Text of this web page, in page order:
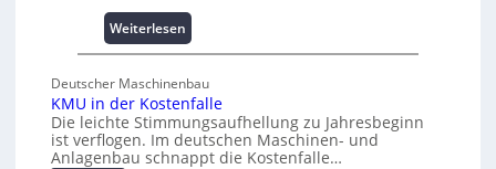
s
e
c
h
a
f
Weiterlesen:
U
i
v
e
r
Deutscher Maschinenbau
KMU in der Kostenfalle
Die leichte Stimmungsaufhellung zu Jahresbeginn
ist verflogen. Im deutschen Maschinen- und
Anlagenbau schnappt die Kostenfalle…